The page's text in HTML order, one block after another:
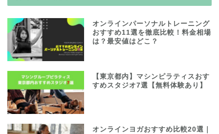
オンラインパーソナルトレーニング
おすすめ11選を徹底比較！料金相場
は？最安値はどこ？
【東京都内】マシンピラティスおす
すめスタジオ7選【無料体験あり】
オンラインヨガおすすめ比較20選｜